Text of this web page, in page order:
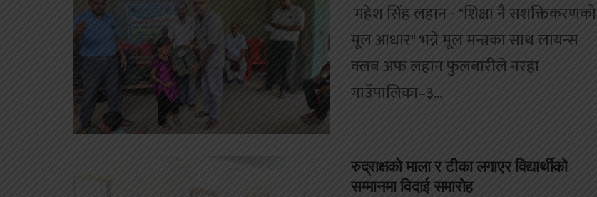
महेश सिंह लहान - "शिक्षा नै सशक्तिकरणको
मूल आधार" भन्ने मूल मन्त्रका साथ लायन्स
क्लब अफ लहान फुलबारीले नरहा
गाउँपालिका–३...
रुद्राक्षको माला र टीका लगाएर विद्यार्थीको
सम्मानमा विदाई समारोह